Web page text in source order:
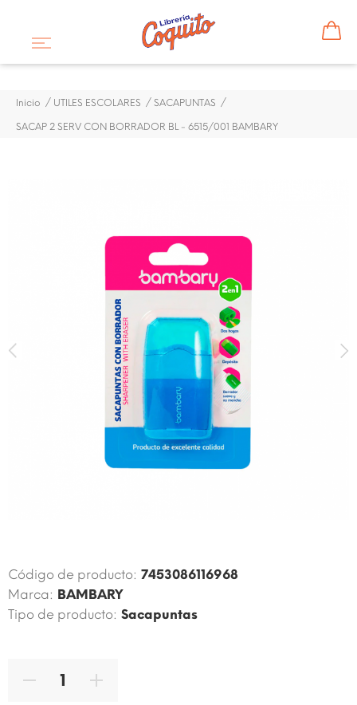
Inicio UTILES ESCOLARES SACAPUNTAS
SACAP 2 SERV CON BORRADOR BL - 6515/001 BAMBARY
SACAP 2 SERV CON
BORRADOR BL - 6515/001
BAMBARY
Código de producto: 7453086116968
Marca: BAMBARY
Tipo de producto: Sacapuntas